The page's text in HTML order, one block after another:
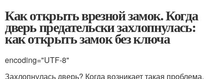
Как открыть врезной замок. Когда
дверь предательски захлопнулась:
как открыть замок без ключа
encoding="UTF-8"
Захлопнулась дверь? Когда возникает такая проблема,